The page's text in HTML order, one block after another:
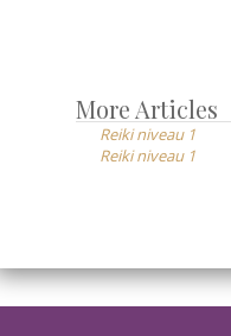
avec les positions
des mains pour soi
et les autres.
Echanges de
Post
navigation
More Articles
Reiki niveau 1
Reiki niveau 1